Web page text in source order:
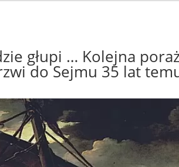
głupi … Kolejna
do Sejmu 35 lat